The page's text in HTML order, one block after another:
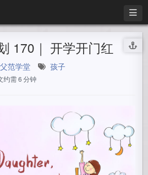
170｜ 开学开门红
父范学堂 孩子
约需 6 分钟